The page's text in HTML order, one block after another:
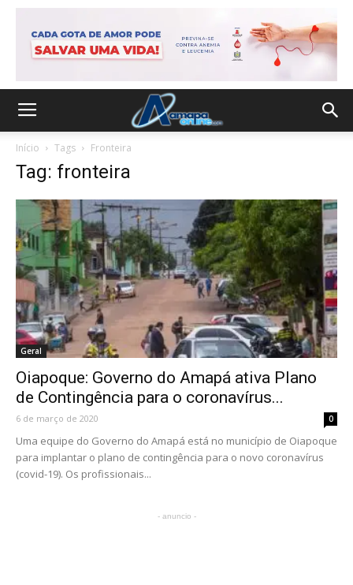
Início Tags Fronteira
Tag: fronteira
Geral
Oiapoque: Governo do Amapá ativa Plano
de Contingência para o coronavírus...
6 de março de 2020 0
Uma equipe do Governo do Amapá está no município de Oiapoque
para implantar o plano de contingência para o novo coronavírus
(covid-19). Os profissionais...
- anuncio -